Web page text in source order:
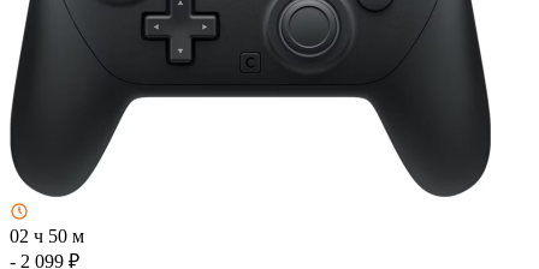
02 ч 50 м
- 2 099 ₽